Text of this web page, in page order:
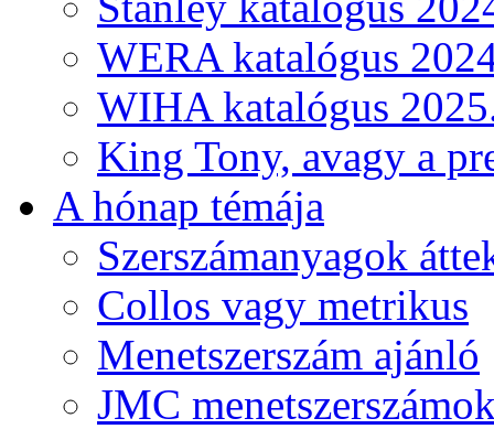
WERA katalógus
WIHA katalógus
King Tony, avagy a
A hónap témája
Szerszámanyagok
Collos vagy metrikus
Menetszerszám ajánló
JMC